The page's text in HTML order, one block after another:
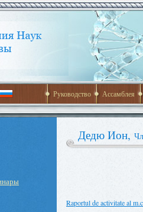
Руководство Ассамблея
Дедю Ион,
Raportul de activitate al